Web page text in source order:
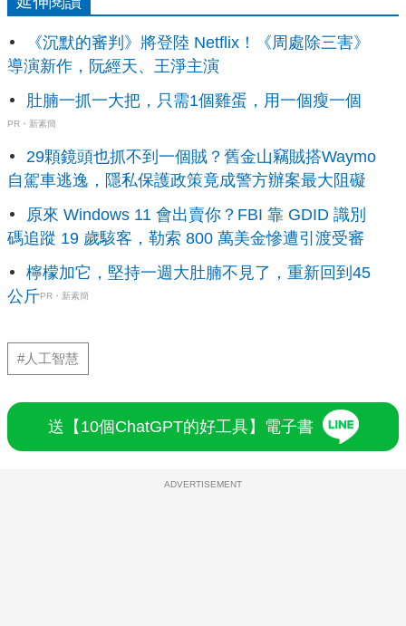
《沉默的審判》將登陸 Netflix！《周處除三害》
導演新作，阮經天、王淨主演
肚腩一抓一大把，只需1個雞蛋，用一個瘦一個
PR・新素簡
29顆鏡頭也抓不到一個賊？舊金山竊賊搭Waymo
自駕車逃逸，隱私保護政策竟成警方辦案最大阻礙
原來 Windows 11 會出賣你？FBI 靠 GDID 識別
碼追蹤 19 歲駭客，勒索 800 萬美金慘遭引渡受審
檸檬加它，堅持一週大肚腩不見了，重新回到45
公斤PR・新素簡
#人工智慧
送【10個ChatGPT的好工具】電子書
ADVERTISEMENT